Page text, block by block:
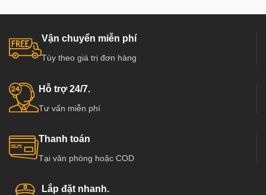
Vận chuyển miễn phí
Tùy theo giá trị đơn hàng
Hỗ trợ 24/7.
Tư vấn miễn phí
Thanh toán
Tại văn phòng hoặc COD
Lắp đặt nhanh.